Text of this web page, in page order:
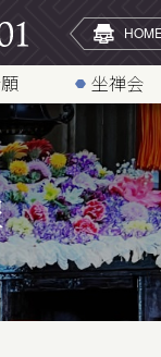
坐禅会